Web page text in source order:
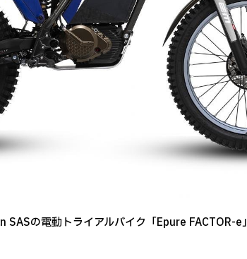
の電動トライアルバイク「Epure FACTOR-e」